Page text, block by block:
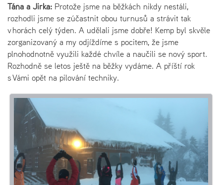
Táňa a Jirka: Protože jsme na běžkách nikdy nestáli,
rozhodli jsme se zúčastnit obou turnusů a strávit tak
v horách celý týden. A udělali jsme dobře! Kemp byl skvěle
zorganizovaný a my odjíždíme s pocitem, že jsme
plnohodnotně využili každé chvíle a naučili se nový sport.
Rozhodně se letos ještě na běžky vydáme. A příští rok
s Vámi opět na pilování techniky.